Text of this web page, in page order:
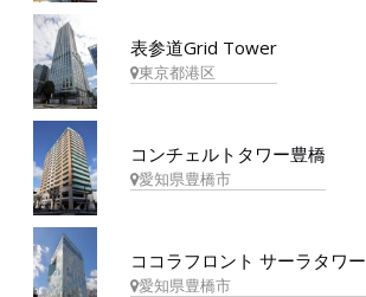
表参道Grid Tower
東京都港区
コンチェルトタワー豊橋
愛知県豊橋市
ココラフロント サーラタワー
愛知県豊橋市